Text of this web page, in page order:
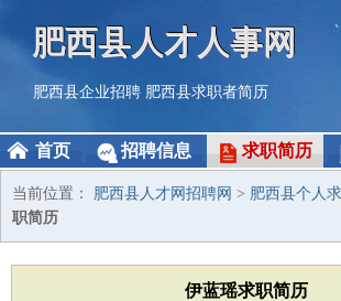
肥西县人才人事网
肥西县企业招聘 肥西县求职者简历
首页 招聘信息 求职简历
当前位置： 肥西县人才网招聘网 > 肥西县个人
职简历
伊蓝瑶求职简历